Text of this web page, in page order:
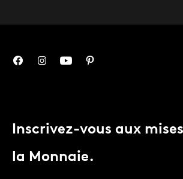
Inscrivez-vous aux
la Monnaie.